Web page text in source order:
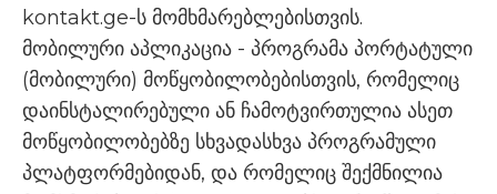
kontakt.ge-ს მომხმარებლებისთვის.
მობილური აპლიკაცია - პროგრამა პორტატული
(მობილური) მოწყობილობებისთვის, რომელიც
დაინსტალირებული ან ჩამოტვირთულია ასეთ
მოწყობილობებზე სხვადასხვა პროგრამული
პლატფორმებიდან, და რომელიც შექმნილია